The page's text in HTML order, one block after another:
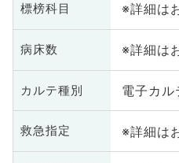
標榜科目 ※詳細は
病床数 ※詳細は
カルテ種別 電子カル
救急指定 ※詳細は